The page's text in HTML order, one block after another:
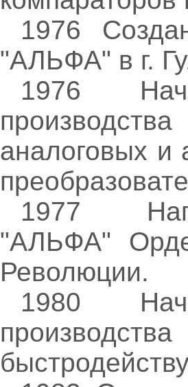
1976
"АЛЬФА" в г.
1976
аналоговых и
1977
"АЛЬФА"
Революции.
1980